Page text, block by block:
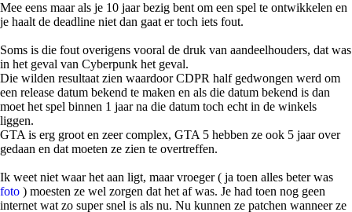
Mee eens maar als je 10 jaar bezig bent om een spel te ontwikkelen en
je haalt de deadline niet dan gaat er toch iets fout.
Soms is die fout overigens vooral de druk van aandeelhouders, dat was
in het geval van Cyberpunk het geval.
Die wilden resultaat zien waardoor CDPR half gedwongen werd om
een release datum bekend te maken en als die datum bekend is dan
moet het spel binnen 1 jaar na die datum toch echt in de winkels
liggen.
GTA is erg groot en zeer complex, GTA 5 hebben ze ook 5 jaar over
gedaan en dat moeten ze zien te overtreffen.
Ik weet niet waar het aan ligt, maar vroeger ( ja toen alles beter was
foto ) moesten ze wel zorgen dat het af was. Je had toen nog geen
internet wat zo super snel is als nu. Nu kunnen ze patchen wanneer ze